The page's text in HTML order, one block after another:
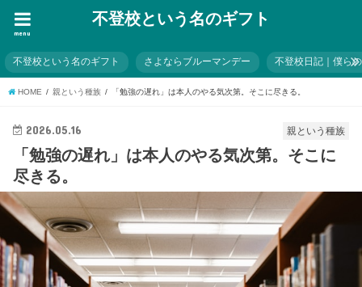
不登校という名のギフト
menu
不登校という名のギフト さよならブルーマンデー 不登校日記｜僕ら
HOME 親という種族 「勉強の遅れ」は本人のやる気次第。そこに尽きる。
親という種族
2026.05.16
「勉強の遅れ」は本人のやる気次第。そこに
尽きる。